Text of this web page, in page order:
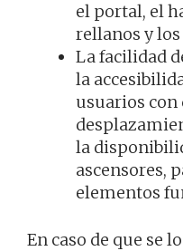
el portal, el
rellanos y los
La facilidad
la
usuarios con
la
ascensores,
elementos
En caso de que se